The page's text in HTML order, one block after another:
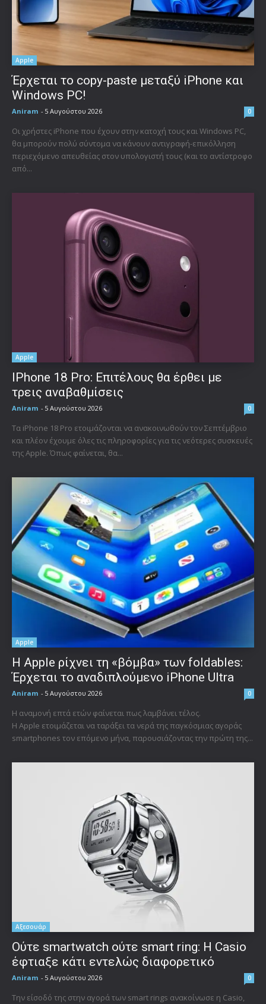
Apple
Έρχεται το copy-paste μεταξύ iPhone και
Windows PC!
Aniram - 5 Αυγούστου 2026 0
Οι χρήστες iPhone που έχουν στην κατοχή τους και Windows PC,
θα μπορούν πολύ σύντομα να κάνουν αντιγραφή-επικόλληση
περιεχόμενο απευθείας στον υπολογιστή τους (και το αντίστροφο
από...
Apple
IPhone 18 Pro: Επιτέλους θα έρθει με
τρεις αναβαθμίσεις
Aniram - 5 Αυγούστου 2026 0
Τα iPhone 18 Pro ετοιμάζονται να ανακοινωθούν τον Σεπτέμβριο
και πλέον έχουμε όλες τις πληροφορίες για τις νεότερες συσκευές
της Apple. Όπως φαίνεται, θα...
Apple
Η Apple ρίχνει τη «βόμβα» των foldables:
Έρχεται το αναδιπλούμενο iPhone Ultra
Aniram - 5 Αυγούστου 2026 0
Η αναμονή επτά ετών φαίνεται πως λαμβάνει τέλος.
Η Apple ετοιμάζεται να ταράξει τα νερά της παγκόσμιας αγοράς
smartphones τον επόμενο μήνα, παρουσιάζοντας την πρώτη της...
Αξεσουάρ
Ούτε smartwatch ούτε smart ring: Η Casio
έφτιαξε κάτι εντελώς διαφορετικό
Aniram - 5 Αυγούστου 2026 0
Την είσοδό της στην αγορά των smart rings ανακοίνωσε η Casio,